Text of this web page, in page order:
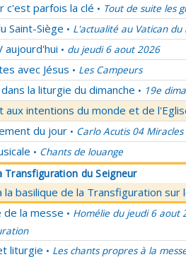
c'est parfois la clé • Tout de suite les
Saint-Siège • L'actualité au Vatican du
aujourd'hui • du jeudi 6 aout 2026
avec Jésus • Les Campeurs
la liturgie du dimanche • 19e
aux intentions du monde et de
du jour • Carlo Acutis 04
• Chants de louange
Transfiguration du Seigneur
la basilique de la Transfiguration
de la messe • Homélie du jeudi 6 aout
liturgie • Les chants propres à la